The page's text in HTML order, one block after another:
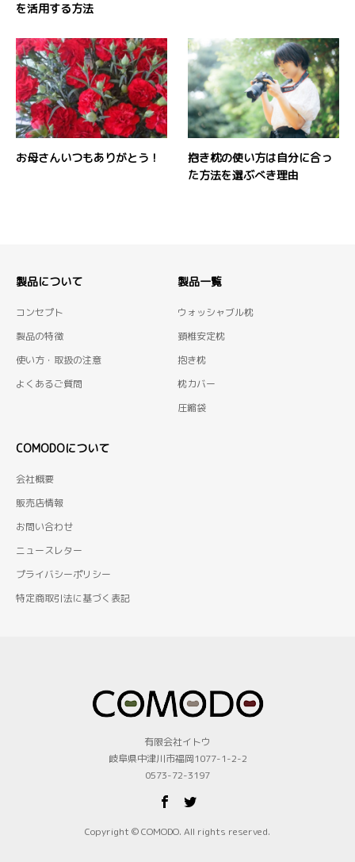
を活用する方法
お母さんいつもありがとう！
抱き枕の使い方は自分に合っ
た方法を選ぶべき理由
製品について
コンセプト
製品の特徴
使い方・取扱の注意
よくあるご質問
製品一覧
ウォッシャブル枕
頚椎安定枕
抱き枕
枕カバー
圧縮袋
COMODOについて
会社概要
販売店情報
お問い合わせ
ニュースレター
プライバシーポリシー
特定商取引法に基づく表記
有限会社イトウ
岐阜県中津川市福岡1077-1-2-2
0573-72-3197
Copyright © COMODO. All rights reserved.